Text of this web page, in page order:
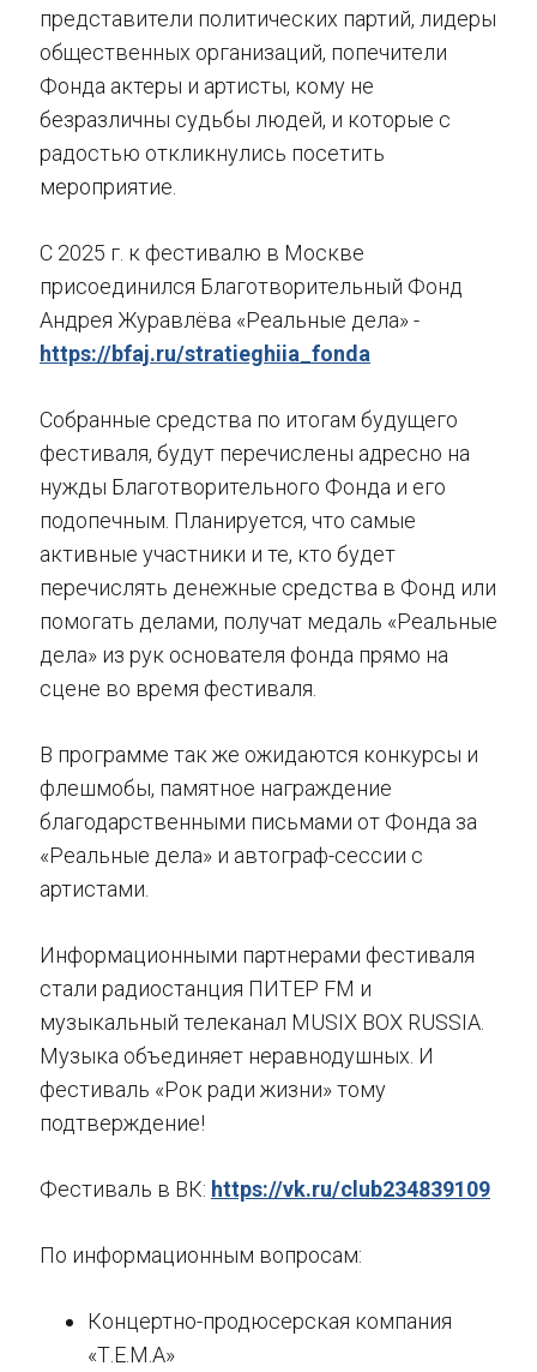
представители политических партий, лидеры
общественных организаций, попечители
Фонда актеры и артисты, кому не
безразличны судьбы людей, и которые с
радостью откликнулись посетить
мероприятие.
С 2025 г. к фестивалю в Москве
присоединился Благотворительный Фонд
Андрея Журавлёва «Реальные дела» -
https://bfaj.ru/stratieghiia_fonda
Собранные средства по итогам будущего
фестиваля, будут перечислены адресно на
нужды Благотворительного Фонда и его
подопечным. Планируется, что самые
активные участники и те, кто будет
перечислять денежные средства в Фонд или
помогать делами, получат медаль «Реальные
дела» из рук основателя фонда прямо на
сцене во время фестиваля.
В программе так же ожидаются конкурсы и
флешмобы, памятное награждение
благодарственными письмами от Фонда за
«Реальные дела» и автограф-сессии с
артистами.
Информационными партнерами фестиваля
стали радиостанция ПИТЕР FM и
музыкальный телеканал MUSIX BOX RUSSIA.
Музыка объединяет неравнодушных. И
фестиваль «Рок ради жизни» тому
подтверждение!
Фестиваль в ВК: https://vk.ru/club234839109
По информационным вопросам:
Концертно-продюсерская компания
«Т.Е.М.А»